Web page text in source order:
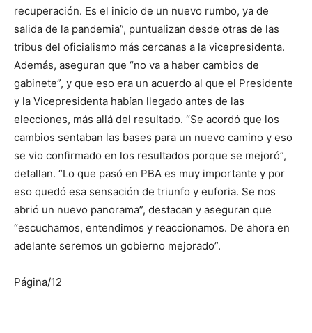
recuperación. Es el inicio de un nuevo rumbo, ya de
salida de la pandemia”, puntualizan desde otras de las
tribus del oficialismo más cercanas a la vicepresidenta.
Además, aseguran que “no va a haber cambios de
gabinete”, y que eso era un acuerdo al que el Presidente
y la Vicepresidenta habían llegado antes de las
elecciones, más allá del resultado. “Se acordó que los
cambios sentaban las bases para un nuevo camino y eso
se vio confirmado en los resultados porque se mejoró”,
detallan. “Lo que pasó en PBA es muy importante y por
eso quedó esa sensación de triunfo y euforia. Se nos
abrió un nuevo panorama”, destacan y aseguran que
“escuchamos, entendimos y reaccionamos. De ahora en
adelante seremos un gobierno mejorado”.
Página/12